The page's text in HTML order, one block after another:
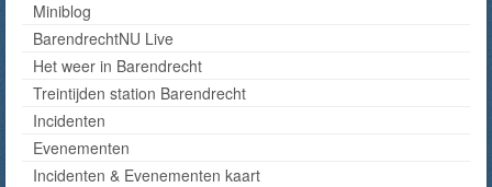
Miniblog
BarendrechtNU Live
Het weer in Barendrecht
Treintijden station Barendrecht
Incidenten
Evenementen
Incidenten & Evenementen kaart